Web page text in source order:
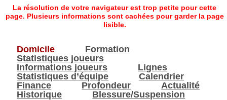
La résolution de votre navigateur est trop petite pour cette
page. Plusieurs informations sont cachées pour garder la page
lisible.
Domicile
Formation
Statistiques joueurs
Informations joueurs
Lignes
Statistiques d’équipe
Calendrier
Finance
Profondeur
Actualité
Historique
Blessure/Suspension